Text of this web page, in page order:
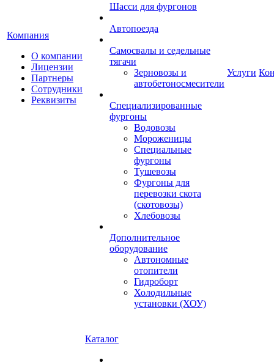
Компания
О компании
Лицензии
Партнеры
Сотрудники
Реквизиты
Шасси для фургонов
Автопоезда
Самосвалы и седельные
тягачи
Зерновозы и
автобетоносмесители
Специализированные
фургоны
Водовозы
Мороженицы
Специальные
фургоны
Тушевозы
Фургоны для
перевозки скота
(скотовозы)
Хлебовозы
Дополнительное
оборудование
Автономные
отопители
Гидроборт
Холодильные
установки (ХОУ)
Услуги
Каталог